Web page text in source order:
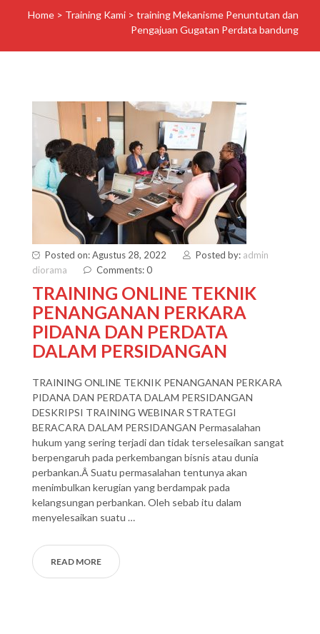
Home > Training Kami > training Mekanisme Penuntutan dan
Pengajuan Gugatan Perdata bandung
Posted on: Agustus 28, 2022 Posted by: admin
diorama
Comments: 0
TRAINING ONLINE TEKNIK
PENANGANAN PERKARA
PIDANA DAN PERDATA
DALAM PERSIDANGAN
TRAINING ONLINE TEKNIK PENANGANAN PERKARA
PIDANA DAN PERDATA DALAM PERSIDANGAN
DESKRIPSI TRAINING WEBINAR STRATEGI
BERACARA DALAM PERSIDANGAN Permasalahan
hukum yang sering terjadi dan tidak terselesaikan sangat
berpengaruh pada perkembangan bisnis atau dunia
perbankan.Â Suatu permasalahan tentunya akan
menimbulkan kerugian yang berdampak pada
kelangsungan perbankan. Oleh sebab itu dalam
menyelesaikan suatu …
READ MORE